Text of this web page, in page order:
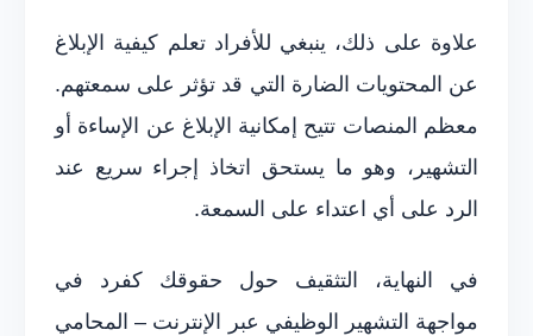
علاوة على ذلك، ينبغي للأفراد تعلم كيفية الإبلاغ
عن المحتويات الضارة التي قد تؤثر على سمعتهم.
معظم المنصات تتيح إمكانية الإبلاغ عن الإساءة أو
التشهير، وهو ما يستحق اتخاذ إجراء سريع عند
الرد على أي اعتداء على السمعة.
في النهاية، التثقيف حول حقوقك كفرد في
مواجهة التشهير الوظيفي عبر الإنترنت – المحامي